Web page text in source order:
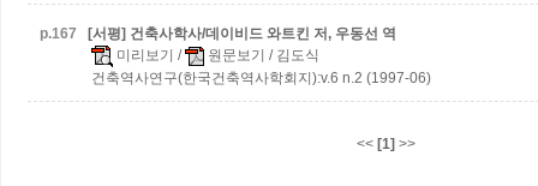
p.167
[서평] 건축사학사/데이비드 와트킨 저, 우동선 역
미리보기 / 원문보기 / 김도식
건축역사연구(한국건축역사학회지):v.6 n.2 (1997-06)
<< [1] >>